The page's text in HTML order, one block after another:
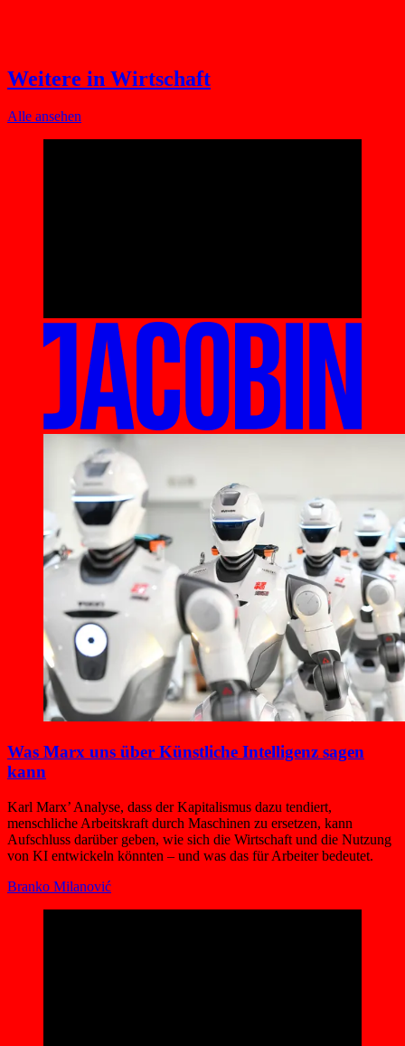
Weitere in Wirtschaft
Alle ansehen
Was Marx uns über Künstliche Intelligenz sagen
kann
Karl Marx’ Analyse, dass der Kapitalismus dazu tendiert,
menschliche Arbeitskraft durch Maschinen zu ersetzen, kann
Aufschluss darüber geben, wie sich die Wirtschaft und die Nutzung
von KI entwickeln könnten – und was das für Arbeiter bedeutet.
Branko Milanović